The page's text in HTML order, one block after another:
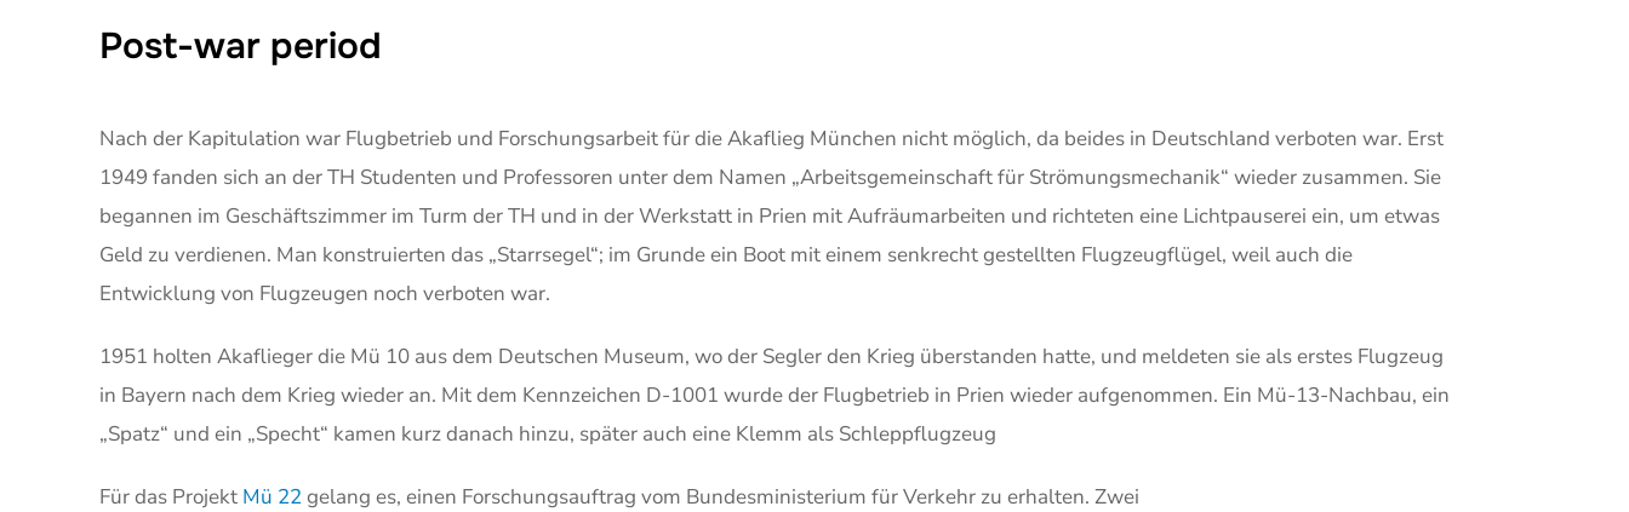
Post-war period
Nach der Kapitulation war Flugbetrieb und Forschungsarbeit für die Akaflieg München nicht möglich, da beides in Deutschland verboten war. Erst
1949 fanden sich an der TH Studenten und Professoren unter dem Namen „Arbeitsgemeinschaft für Strömungsmechanik“ wieder zusammen. Sie
begannen im Geschäftszimmer im Turm der TH und in der Werkstatt in Prien mit Aufräumarbeiten und richteten eine Lichtpauserei ein, um etwas
Geld zu verdienen. Man konstruierten das „Starrsegel“; im Grunde ein Boot mit einem senkrecht gestellten Flugzeugflügel, weil auch die
Entwicklung von Flugzeugen noch verboten war.
1951 holten Akaflieger die Mü 10 aus dem Deutschen Museum, wo der Segler den Krieg überstanden hatte, und meldeten sie als erstes Flugzeug
in Bayern nach dem Krieg wieder an. Mit dem Kennzeichen D-1001 wurde der Flugbetrieb in Prien wieder aufgenommen. Ein Mü-13-Nachbau, ein
„Spatz“ und ein „Specht“ kamen kurz danach hinzu, später auch eine Klemm als Schleppflugzeug
Für das Projekt Mü 22gelang es, einen Forschungsauftrag vom Bundesministerium für Verkehr zu erhalten. Zwei